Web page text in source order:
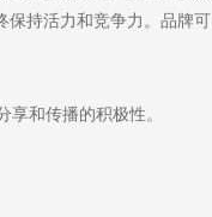
持活力和竞争力。品牌
和传播的积极性。